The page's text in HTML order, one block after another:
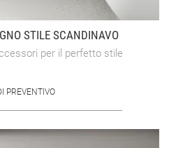
STILE SCANDINAVO
per il perfetto stile
PREVENTIVO